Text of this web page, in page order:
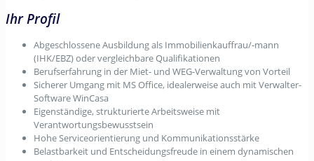
Ihr Profil
Abgeschlossene Ausbildung als Immobilienkauffrau/-mann
(IHK/EBZ) oder vergleichbare Qualifikationen
Berufserfahrung in der Miet- und WEG-Verwaltung von Vorteil
Sicherer Umgang mit MS Office, idealerweise auch mit Verwalter-
Software WinCasa
Eigenständige, strukturierte Arbeitsweise mit
Verantwortungsbewusstsein
Hohe Serviceorientierung und Kommunikationsstärke
Belastbarkeit und Entscheidungsfreude in einem dynamischen